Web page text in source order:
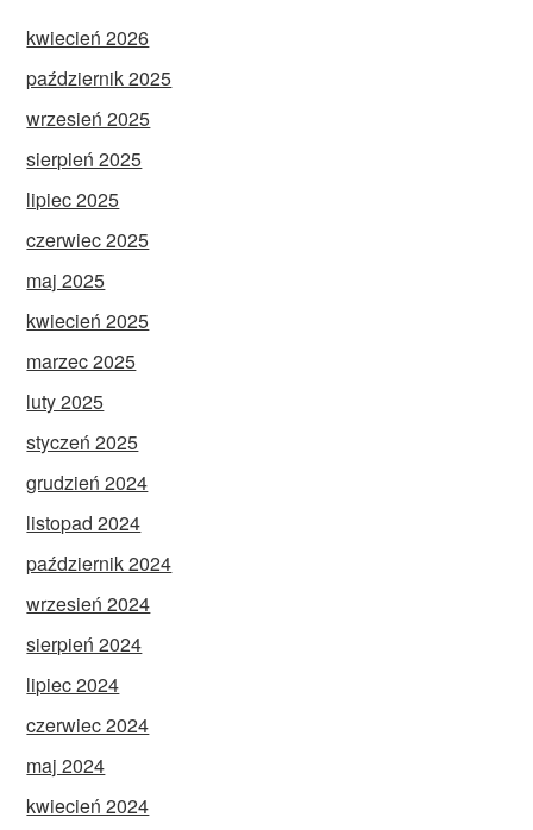
kwiecień 2026
październik 2025
wrzesień 2025
sierpień 2025
lipiec 2025
czerwiec 2025
maj 2025
kwiecień 2025
marzec 2025
luty 2025
styczeń 2025
grudzień 2024
listopad 2024
październik 2024
wrzesień 2024
sierpień 2024
lipiec 2024
czerwiec 2024
maj 2024
kwiecień 2024